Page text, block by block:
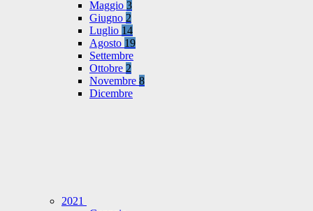
Maggio 3
Giugno 2
Luglio 14
Agosto 19
Settembre
Ottobre 2
Novembre 8
Dicembre
2021